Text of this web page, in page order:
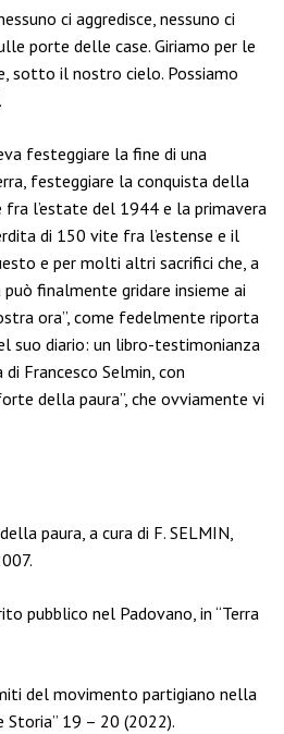
ci aggredisce, nessuno ci
porte delle case. Giriamo per le
sotto il nostro cielo. Possiamo
festeggiare la fine di una
festeggiare la conquista della
fra l’estate del 1944 e la primavera
di 150 vite fra l’estense e il
e per molti altri sacrifici che, a
finalmente gridare insieme ai
ora”, come fedelmente riporta
suo diario: un libro-testimonianza
Francesco Selmin, con
della paura”, che ovviamente vi
paura, a cura di F. SELMIN,
pubblico nel Padovano, in “Terra
del movimento partigiano nella
Storia” 19 – 20 (2022).